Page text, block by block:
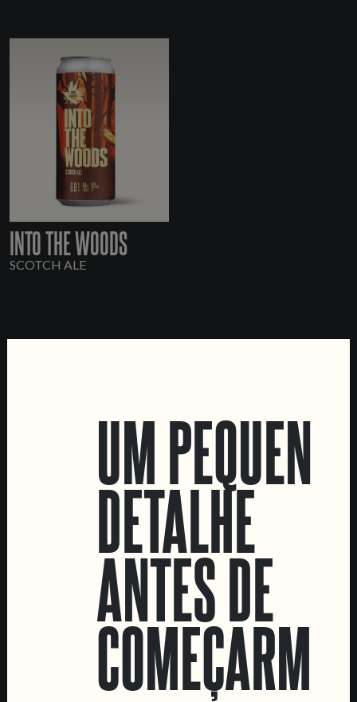
INTO THE WOODS
SCOTCH ALE
Quero vender as vossas cervejas!
Tours e eventos privados
Livro de Reclamações
UM PEQUENO
DETALHE
ANTES DE